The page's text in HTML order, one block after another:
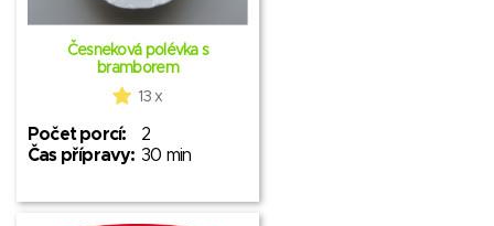
Česneková polévka s
bramborem
13 x
Počet porcí:
2
Čas přípravy: 30 min